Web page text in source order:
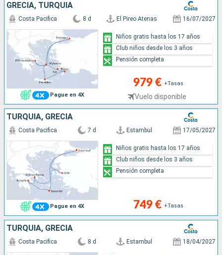
GRECIA, TURQUÍA
Pague en 4X
Costa Pacifica 8 d El Pireo Atenas 16/07/2027
979 € +Tasas
Vuelo disponible
Niños gratis hasta los 17 años
Club niños desde los 3 años
Pensión completa
TURQUÍA, GRECIA
Pague en 4X
Costa Pacifica 7 d Estambul 17/05/2027
749 € +Tasas
Niños gratis hasta los 17 años
Club niños desde los 3 años
Pensión completa
TURQUÍA, GRECIA
Costa Pacifica 8 d Estambul 18/04/2027